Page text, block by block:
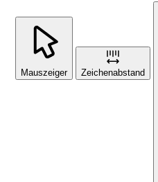
Mauszeiger Zeichenabstand